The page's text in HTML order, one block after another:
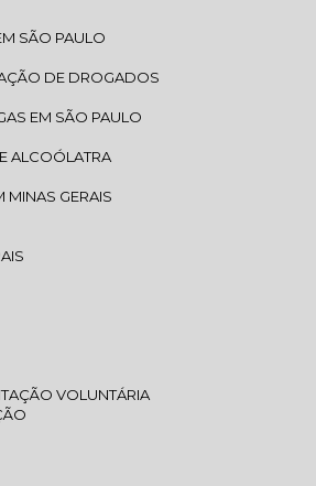
SÃO PAULO
DE DROGADOS
EM SÃO PAULO
ALCOÓLATRA
MINAS GERAIS
VOLUNTÁRIA